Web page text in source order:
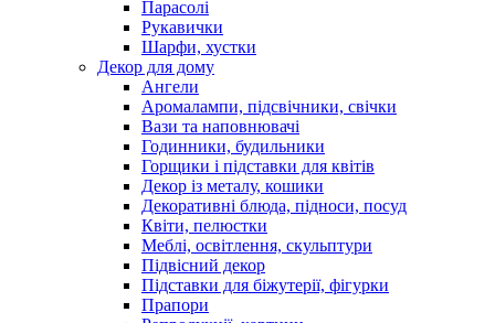
Парасолі
Рукавички
Шарфи, хустки
Декор для дому
Ангели
Аромалампи, підсвічники, свічки
Вази та наповнювачі
Годинники, будильники
Горщики і підставки для квітів
Декор із металу, кошики
Декоративні блюда, підноси, посуд
Квіти, пелюстки
Меблі, освітлення, скульптури
Підвісний декор
Підставки для біжутерії, фігурки
Прапори